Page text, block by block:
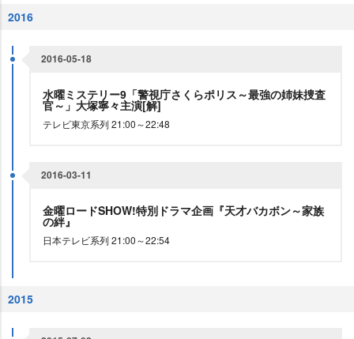
2016
2016-05-18
水曜ミステリー9「警視庁さくらポリス～最強の姉妹捜査
官～」大塚寧々主演[解]
テレビ東京系列 21:00～22:48
2016-03-11
金曜ロードSHOW!特別ドラマ企画『天才バカボン～家族
の絆』
日本テレビ系列 21:00～22:54
2015